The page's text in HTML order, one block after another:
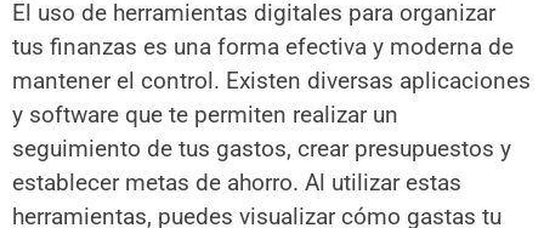
El uso de herramientas digitales para organizar
tus finanzas es una forma efectiva y moderna de
mantener el control. Existen diversas aplicaciones
y software que te permiten realizar un
seguimiento de tus gastos, crear presupuestos y
establecer metas de ahorro. Al utilizar estas
herramientas, puedes visualizar cómo gastas tu